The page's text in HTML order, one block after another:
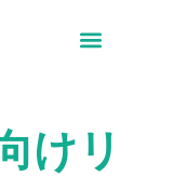
けリ